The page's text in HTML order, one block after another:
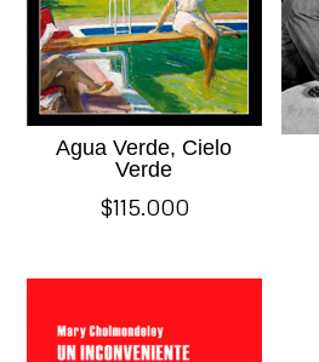
Agua Verde, Cielo
Verde
$115.000